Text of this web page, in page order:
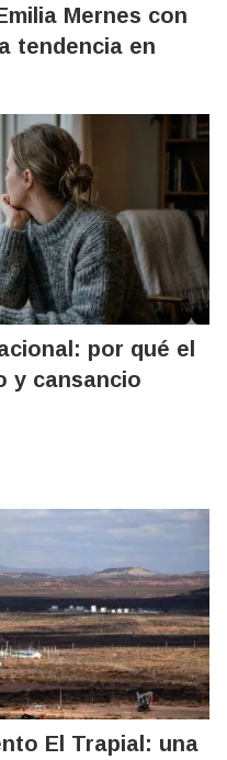
Mernes con
tendencia en
por qué el
y cansancio
El Trapial: una